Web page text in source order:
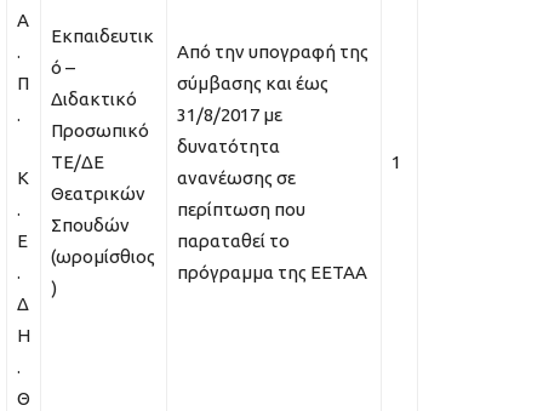
Α
.
Π
.
Κ
.
Ε
.
Δ
Η
.
Θ
Εκπαιδευτικ
ό –
Διδακτικό
Προσωπικό
ΤΕ/ΔΕ
Θεατρικών
Σπουδών
(ωρομίσθιος
)
Από την υπογραφή της
σύμβασης και έως
31/8/2017 με
δυνατότητα
ανανέωσης σε
περίπτωση που
παραταθεί το
πρόγραμμα της ΕΕΤΑΑ
1